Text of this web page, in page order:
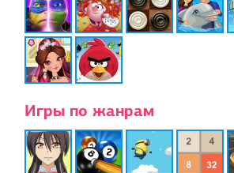
Игры по жанрам